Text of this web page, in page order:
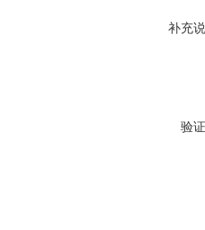
补充
验